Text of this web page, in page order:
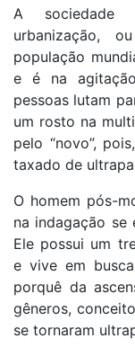
A sociedade
urbanização,
população
e é na
pessoas lutam
um rosto na
pelo “novo”,
taxado de
O homem pós-
na indagação se
Ele possui um
e vive em
porquê da
gêneros,
se tornaram